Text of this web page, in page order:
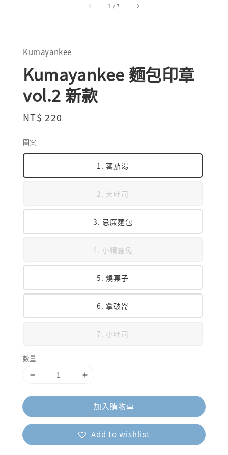
1 /7
Kumayankee
Kumayankee 麵包印章
vol.2 新款
Regular
NT$ 220
圖案
1. 蕃茄湯
2. 大吐司
3. 忌廉麵包
4. 小精靈兔
5. 燒菓子
6. 拿破崙
7. 小吐司
數量
加入購物車
Add to wishlist